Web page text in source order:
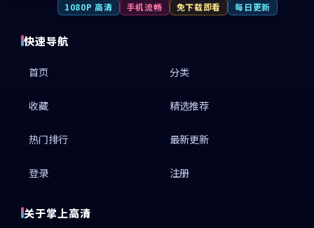
1080P 高清 手机流畅 免下载即看 每日更新
快速导航
首页 分类
收藏 精选推荐
热门排行 最新更新
登录 注册
关于掌上高清